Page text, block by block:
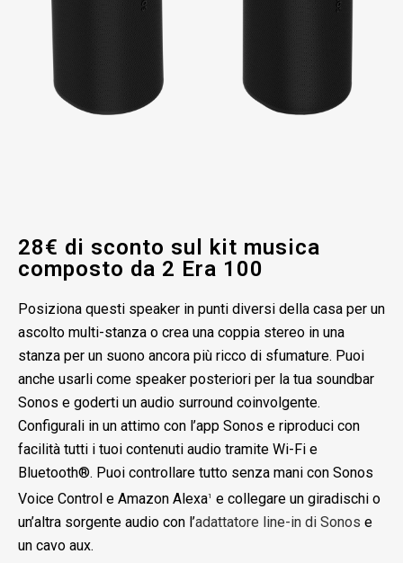
28€ di sconto sul kit musica
composto da 2 Era 100
Posiziona questi speaker in punti diversi della casa per un
ascolto multi-stanza o crea una coppia stereo in una
stanza per un suono ancora più ricco di sfumature. Puoi
anche usarli come speaker posteriori per la tua soundbar
Sonos e goderti un audio surround coinvolgente.
Configurali in un attimo con l’app Sonos e riproduci con
facilità tutti i tuoi contenuti audio tramite Wi-Fi e
Bluetooth®. Puoi controllare tutto senza mani con Sonos
Voice Control e Amazon Alexa1
e collegare un giradischi o
un’altra sorgente audio con l’adattatore line-in di Sonos e
un cavo aux.